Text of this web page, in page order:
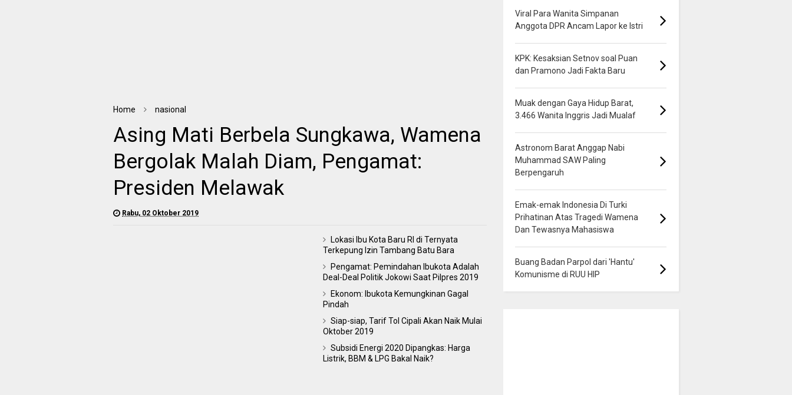
Home nasional
Asing Mati Berbela Sungkawa, Wamena
Bergolak Malah Diam, Pengamat:
Presiden Melawak
Rabu, 02 Oktober 2019
Lokasi Ibu Kota Baru RI di Ternyata
Terkepung Izin Tambang Batu Bara
Pengamat: Pemindahan Ibukota Adalah
Deal-Deal Politik Jokowi Saat Pilpres 2019
Ekonom: Ibukota Kemungkinan Gagal
Pindah
Siap-siap, Tarif Tol Cipali Akan Naik Mulai
Oktober 2019
Subsidi Energi 2020 Dipangkas: Harga
Listrik, BBM & LPG Bakal Naik?
Viral Para Wanita Simpanan
Anggota DPR Ancam Lapor ke Istri
KPK: Kesaksian Setnov soal Puan
dan Pramono Jadi Fakta Baru
Muak dengan Gaya Hidup Barat,
3.466 Wanita Inggris Jadi Mualaf
Astronom Barat Anggap Nabi
Muhammad SAW Paling
Berpengaruh
Emak-emak Indonesia Di Turki
Prihatinan Atas Tragedi Wamena
Dan Tewasnya Mahasiswa
Buang Badan Parpol dari 'Hantu'
Komunisme di RUU HIP